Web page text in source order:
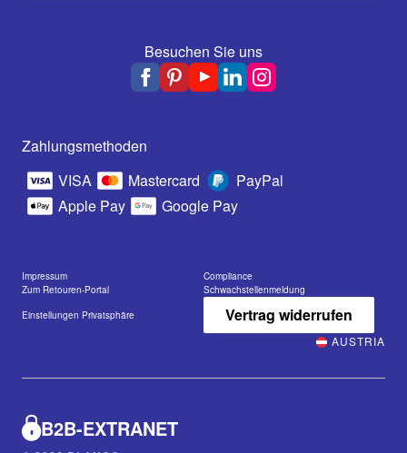
Besuchen Sie uns
Zahlungsmethoden
VISA
Mastercard
PayPal
Apple Pay
Google Pay
Impressum
Compliance
Zum Retouren-Portal
Schwachstellenmeldung
Einstellungen Privatsphäre
Vertrag widerrufen
AUSTRIA
B2B-EXTRANET